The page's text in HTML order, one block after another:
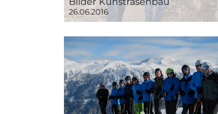
26.06.2016